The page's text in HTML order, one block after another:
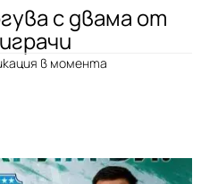
с двама от
в момента